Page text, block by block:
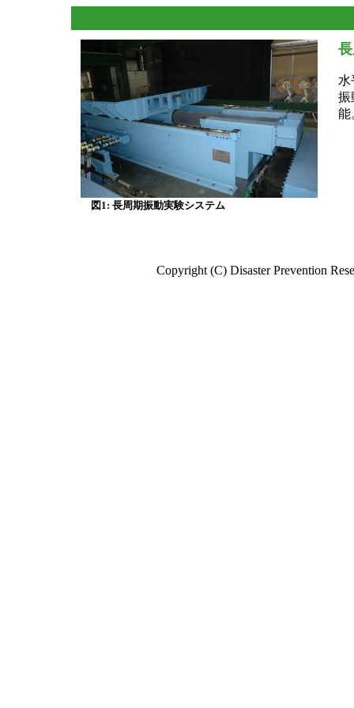
図1: 長周期振動実験システム
水
振
能
Copyright (C) Disaster Prevention